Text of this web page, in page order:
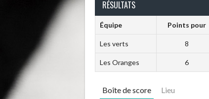
RÉSULTATS
Équipe Points pour
Les verts 8
Les Oranges 6
Boîte de score Lieu